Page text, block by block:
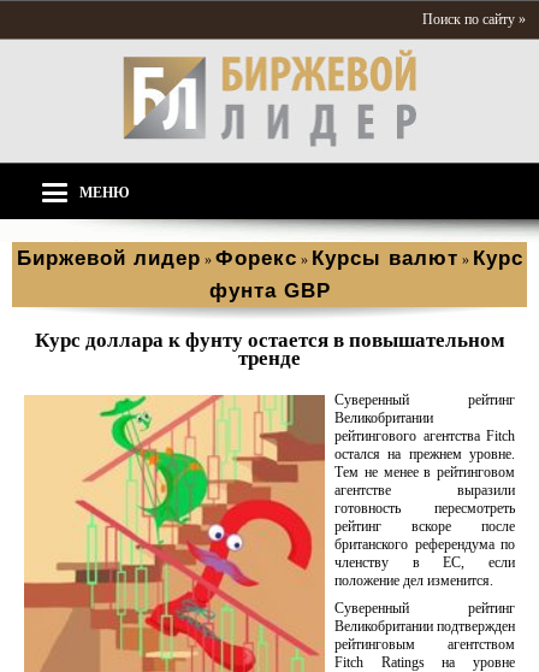
Поиск по сайту »
МЕНЮ
Биржевой лидер » Форекс » Курсы валют » Курс
фунта GBP
Курс доллара к фунту остается в повышательном
тренде
Суверенный рейтинг
Великобритании
рейтингового агентства Fitch
остался на прежнем уровне.
Тем не менее в рейтинговом
агентстве выразили
готовность пересмотреть
рейтинг вскоре после
британского референдума по
членству в ЕС, если
положение дел изменится.
Суверенный рейтинг
Великобритании подтвержден
рейтинговым агентством
Fitch Ratings на уровне